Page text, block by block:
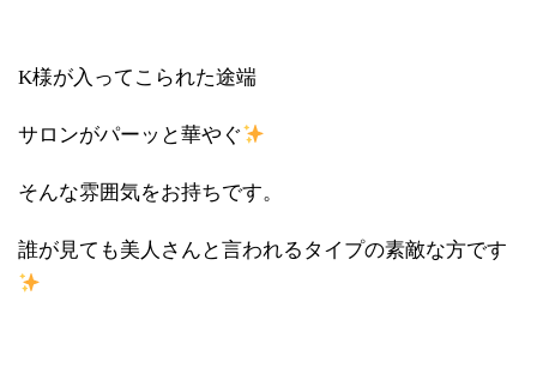
K様が入ってこられた途端
サロンがパーッと華やぐ
そんな雰囲気をお持ちです。
誰が見ても美人さんと言われるタイプの素敵な方です